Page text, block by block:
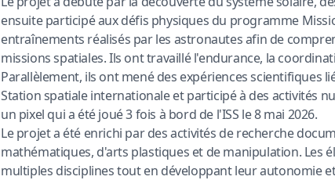
ensuite participé aux défis physiques du programme
entraînements réalisés par les astronautes afin de
missions spatiales. Ils ont travaillé l'endurance, la
Parallèlement, ils ont mené des expériences scientifiques
Station spatiale internationale et participé à des activités
un pixel qui a été joué 3 fois à bord de l'ISS le 8 mai 2026.
Le projet a été enrichi par des activités de recherche
mathématiques, d'arts plastiques et de manipulation. Les
multiples disciplines tout en développant leur autonomie